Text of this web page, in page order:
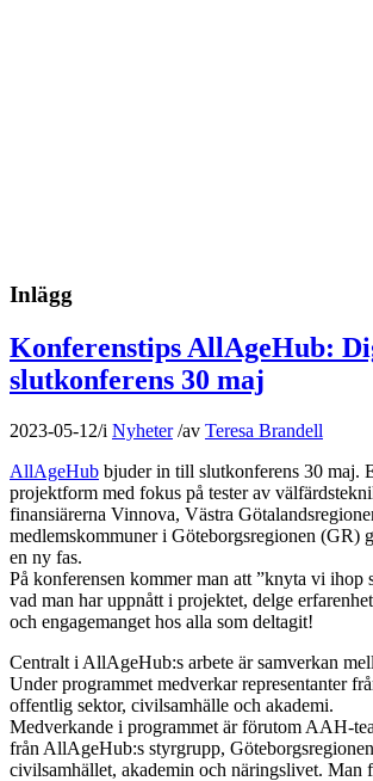
Inlägg
Konferenstips AllAgeHub:
slutkonferens 30 maj
2023-05-12/i Nyheter /av Teresa Brandell
AllAgeHub bjuder in till slutkonferens 30 maj.
projektform med fokus på tester av
finansiärerna Vinnova, Västra
medlemskommuner i Göteborgsregionen (GR)
en ny fas.
På konferensen kommer man att ”knyta vi ihop
vad man har uppnått i projektet, delge
och engagemanget hos alla som deltagit!
Centralt i AllAgeHub:s arbete är samverkan
Under programmet medverkar representanter
offentlig sektor, civilsamhälle och akademi.
Medverkande i programmet är förutom AAH-
från AllAgeHub:s styrgrupp,
civilsamhället, akademin och näringslivet. Man